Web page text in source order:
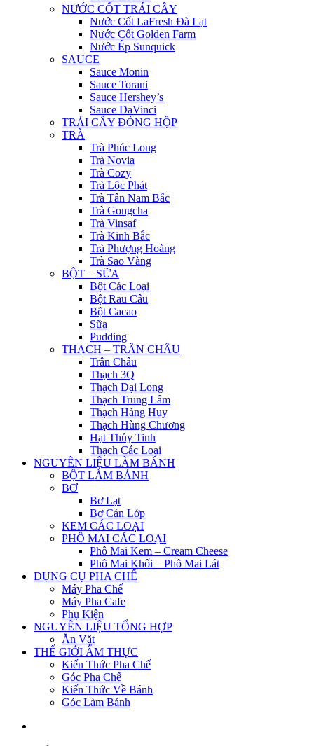
NƯỚC CỐT TRÁI CÂY
Nước Cốt LaFresh Đà Lạt
Nước Cốt Golden Farm
Nước Ép Sunquick
SAUCE
Sauce Monin
Sauce Torani
Sauce Hershey’s
Sauce DaVinci
TRÁI CÂY ĐÓNG HỘP
TRÀ
Trà Phúc Long
Trà Novia
Trà Cozy
Trà Lộc Phát
Trà Tân Nam Bắc
Trà Gongcha
Trà Vinsaf
Trà Kinh Bắc
Trà Phượng Hoàng
Trà Sao Vàng
BỘT – SỮA
Bột Các Loại
Bột Rau Câu
Bột Cacao
Sữa
Pudding
THẠCH – TRÂN CHÂU
Trân Châu
Thạch 3Q
Thạch Đại Long
Thạch Trung Lâm
Thạch Hàng Huy
Thạch Hùng Chương
Hạt Thủy Tinh
Thạch Các Loại
NGUYÊN LIỆU LÀM BÁNH
BỘT LÀM BÁNH
BƠ
Bơ Lạt
Bơ Cán Lớp
KEM CÁC LOẠI
PHÔ MAI CÁC LOẠI
Phô Mai Kem – Cream Cheese
Phô Mai Khối – Phô Mai Lát
DỤNG CỤ PHA CHẾ
Máy Pha Chế
Máy Pha Cafe
Phụ Kiện
NGUYÊN LIỆU TỔNG HỢP
Ăn Vặt
THẾ GIỚI ẨM THỰC
Kiến Thức Pha Chế
Góc Pha Chế
Kiến Thức Về Bánh
Góc Làm Bánh